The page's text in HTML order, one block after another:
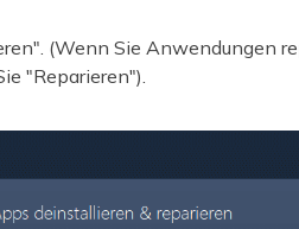
(Wenn Sie Anwendungen
"Reparieren").